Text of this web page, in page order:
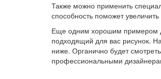
Также можно применить
способность поможет
Еще одним хорошим примером
подходящий для вас рисунок.
ниже. Органично будет
профессиональными